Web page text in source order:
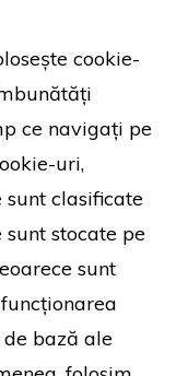
cookie-
ce navigați pe
uri,
clasificate
sunt stocate pe
sunt
bază ale